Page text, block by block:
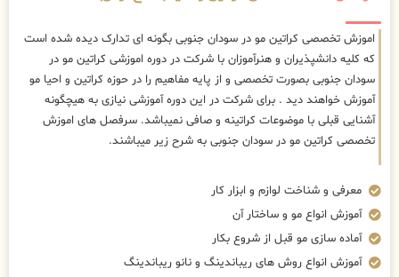
اموزش تخصصی کراتین مو در سودان جنوبی بگونه ای تدارک دیده شده است
که کلیه دانشپذیران و هنرآموزان با شرکت در دوره اموزشی کراتین مو در
سودان جنوبی بصورت تخصصی و از پایه مفاهیم را در حوزه کراتین و احیا مو
آموزش خواهند دید . برای شرکت در این دوره آموزشی نیازی به هیچگونه
آشنایی قبلی با موضوعات کراتینه و صافی نمیباشد. سرفصل های اموزش
تخصصی کراتین مو در سودان جنوبی به شرح زیر میباشند.
معرفی و شناخت لوازم و ابزار کار
آموزش انواع مو و ساختار آن
آماده سازی مو قبل از شروع بکار
آموزش انواع روش های ریباندینگ و نانو ریباندینگ